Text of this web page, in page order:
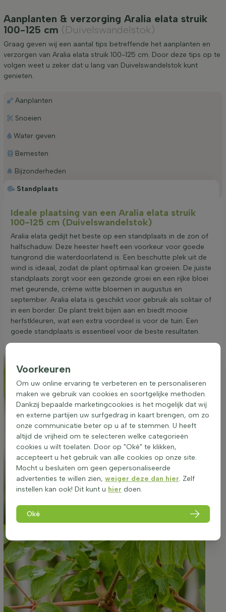
Aanplanten & verzorging Aralia elata struik
100-125 cm (Duivelswandelstok)
Graag geven wij een aantal tips betreffende het aanplanten en
verzorgen van Aralia elata struik 100-125 cm. Door deze tips op te
volgen weet u zeker dat u lang van Duivelswandelstok kunt
genieten.
Standplaats
Aanplanten
Snoeien
Water geven
Bemesten
Bijzonderheden
Ideale plaatsing van een Aralia elata struik
100-125 cm (Duivelswandelstok)
Aralia elata gedijt het beste op een standplaats in de zon of
halfschaduw. Deze heester heeft een voorkeur voor goede
tuingrond die waterdoorlatend is. Een beschutte plek uit de
wind is ideaal, zodat de plant optimaal kan groeien. De juiste
standplaats zorgt voor een gezonde groei en een rijke bloei
met geurende, crème witte bloemen in augustus en
september. Aralia elata is geschikt voor gebruik als solitair of
in een border. De plant trekt bijen aan en biedt mooie
herfstkleuren, wat een extra voordeel is voor de tuin. Een
goede standplaats is essentieel voor de beste resultaten.
Voorkeuren
Om uw online ervaring te verbeteren en te personaliseren
maken we gebruik van cookies en soortgelijke methoden.
Dankzij bepaalde marketingcookies is het mogelijk dat wij
en externe partijen uw surfgedrag in kaart brengen, om zo
onze communicatie beter op u af te stemmen. U heeft
altijd de vrijheid om te selecteren welke categorieën
cookies u wilt toelaten. Door op "Oké" te klikken,
accepteert u het gebruik van alle cookies op onze site.
Mocht u besluiten om geen gepersonaliseerde
advertenties te willen zien,weiger deze dan hier. Zelf
instellen kan ook! Dit kunt u hier doen.
Oké